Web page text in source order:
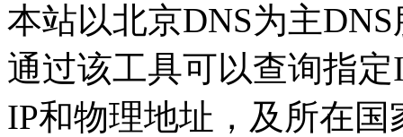
本站以北京DNS为主
通过该工具可以查询指
IP和物理地址，及所在